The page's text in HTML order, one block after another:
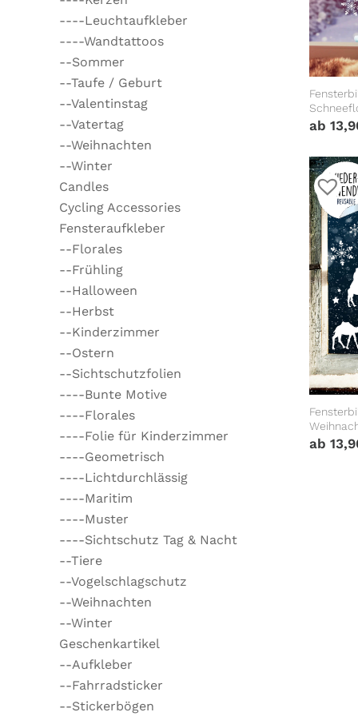
----Leuchtaufkleber
----Wandtattoos
--Sommer
--Taufe / Geburt
--Valentinstag
--Vatertag
--Weihnachten
--Winter
Candles
Cycling Accessories
Fensteraufkleber
--Florales
--Frühling
--Halloween
--Herbst
--Kinderzimmer
--Ostern
--Sichtschutzfolien
----Bunte Motive
----Florales
----Folie für Kinderzimmer
----Geometrisch
----Lichtdurchlässig
----Maritim
----Muster
----Sichtschutz Tag & Nacht
--Tiere
--Vogelschlagschutz
--Weihnachten
--Winter
Geschenkartikel
--Aufkleber
--Fahrradsticker
--Stickerbögen
ab
ab